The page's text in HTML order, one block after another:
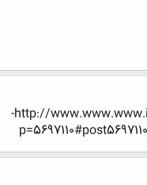
http://www.www.www.iran-eng.ir/showthread.php/413333-